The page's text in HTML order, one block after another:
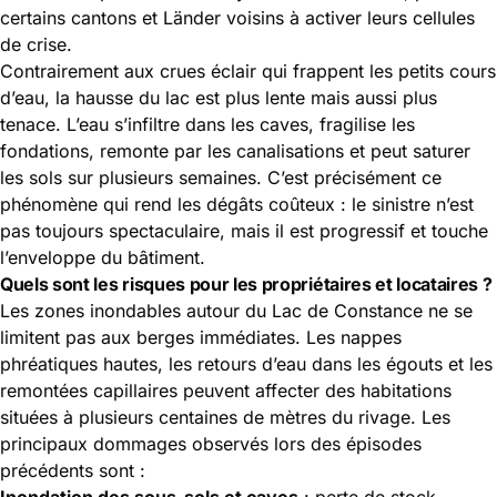
certains cantons et Länder voisins à activer leurs cellules
de crise.
Contrairement aux crues éclair qui frappent les petits cours
d’eau, la hausse du lac est plus lente mais aussi plus
tenace. L’eau s’infiltre dans les caves, fragilise les
fondations, remonte par les canalisations et peut saturer
les sols sur plusieurs semaines. C’est précisément ce
phénomène qui rend les dégâts coûteux : le sinistre n’est
pas toujours spectaculaire, mais il est progressif et touche
l’enveloppe du bâtiment.
Quels sont les risques pour les propriétaires et locataires ?
Les zones inondables autour du Lac de Constance ne se
limitent pas aux berges immédiates. Les nappes
phréatiques hautes, les retours d’eau dans les égouts et les
remontées capillaires peuvent affecter des habitations
situées à plusieurs centaines de mètres du rivage. Les
principaux dommages observés lors des épisodes
précédents sont :